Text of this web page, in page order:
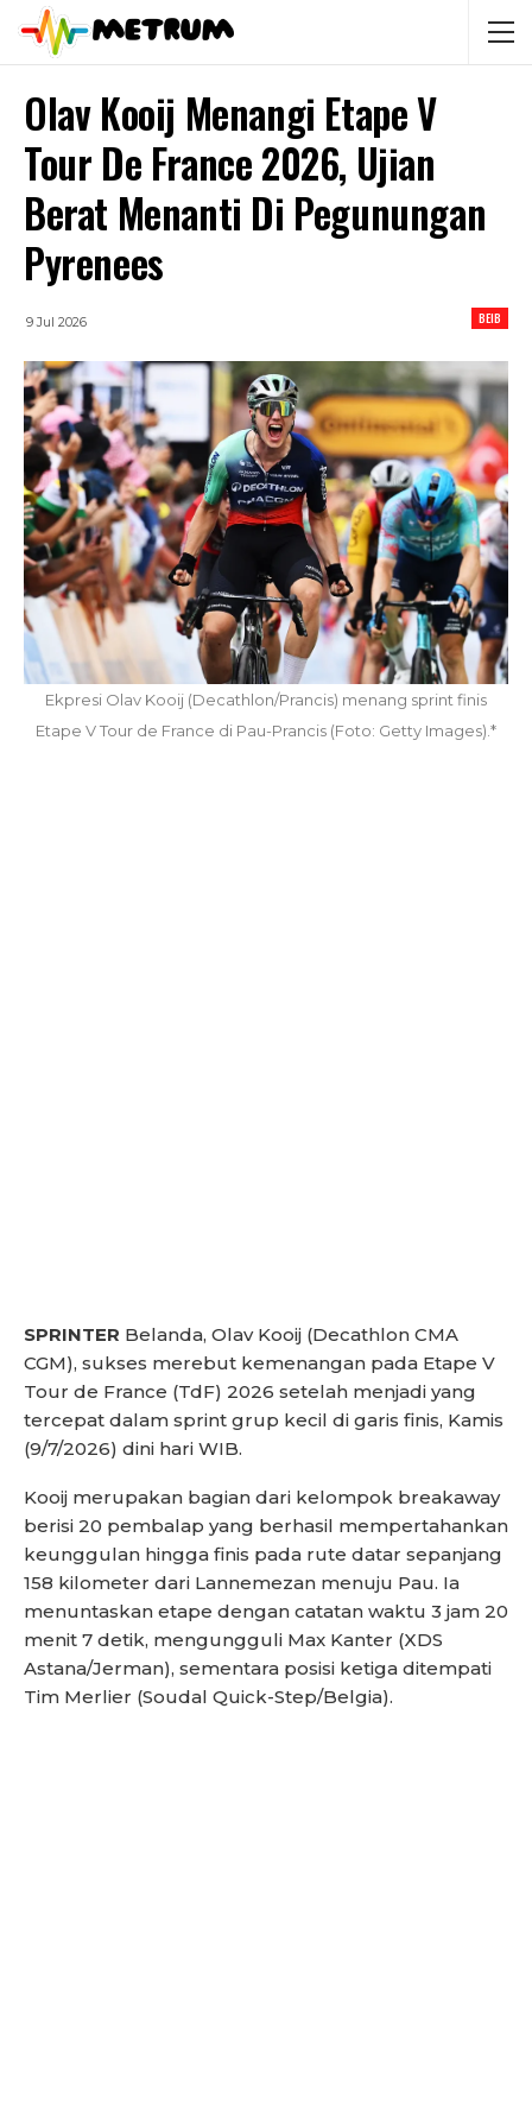
Olav Kooij Menangi Etape V
Tour De France 2026, Ujian
Berat Menanti Di Pegunungan
Pyrenees
BEIB
9 Jul 2026
Ekpresi Olav Kooij (Decathlon/Prancis) menang sprint finis
Etape V Tour de France di Pau-Prancis (Foto: Getty Images).*
SPRINTER Belanda, Olav Kooij (Decathlon CMA
CGM), sukses merebut kemenangan pada Etape V
Tour de France (TdF) 2026 setelah menjadi yang
tercepat dalam sprint grup kecil di garis finis, Kamis
(9/7/2026) dini hari WIB.
Kooij merupakan bagian dari kelompok breakaway
berisi 20 pembalap yang berhasil mempertahankan
keunggulan hingga finis pada rute datar sepanjang
158 kilometer dari Lannemezan menuju Pau. Ia
menuntaskan etape dengan catatan waktu 3 jam 20
menit 7 detik, mengungguli Max Kanter (XDS
Astana/Jerman), sementara posisi ketiga ditempati
Tim Merlier (Soudal Quick-Step/Belgia).